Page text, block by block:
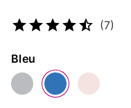
(7)
Couleur
Bleu